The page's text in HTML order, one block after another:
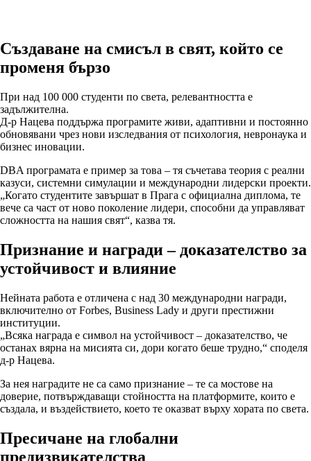
Създаване на смисъл в свят, който се
променя бързо
При над 100 000 студенти по света, релевантността е
задължителна.
Д-р Нацева поддържа програмите живи, адаптивни и постоянно
обновявани чрез нови изследвания от психология, невронаука и
бизнес иновации.
DBA програмата е пример за това – тя съчетава теория с реални
казуси, системни симулации и международни лидерски проекти.
„Когато студентите завършат в Прага с официална диплома, те
вече са част от ново поколение лидери, способни да управляват
сложността на нашия свят“, казва тя.
Признание и награди – доказателство за
устойчивост и влияние
Нейната работа е отличена с над 30 международни награди,
включително от Forbes, Business Lady и други престижни
институции.
„Всяка награда е символ на устойчивост – доказателство, че
останах вярна на мисията си, дори когато беше трудно,“ споделя
д-р Нацева.
За нея наградите не са само признание – те са мостове на
доверие, потвърждаващи стойността на платформите, които е
създала, и въздействието, което те оказват върху хората по света.
Пресичане на глобални
предизвикателства